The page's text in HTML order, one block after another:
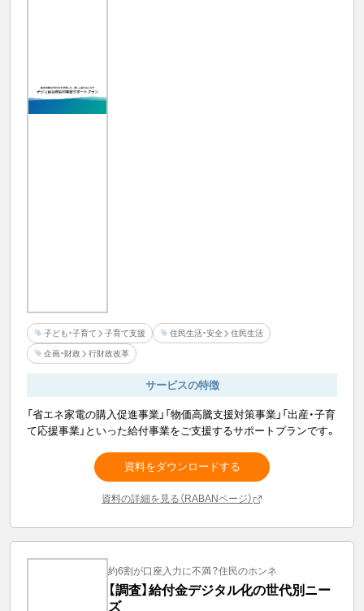
子ども・子育て 子育て支援 住民生活・安全 住民生活
企画・財政 行財政改革
サービスの特徴
「省エネ家電の購入促進事業」「物価高騰支援対策事業」「出産・子育
て応援事業」といった給付事業をご支援するサポートプランです。
資料をダウンロードする
資料の詳細を見る（RABANページ）
約6割が口座入力に不満？住民のホンネ
【調査】給付金デジタル化の世代別ニー
ズ